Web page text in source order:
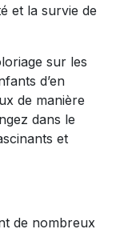
et la survie de
sur les
d’en
de manière
dans le
et
de nombreux